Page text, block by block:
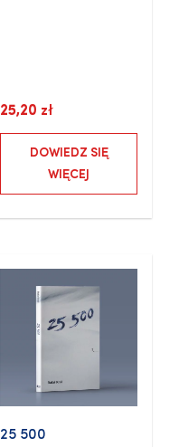
25,20 zł
DOWIEDZ SIĘ
WIĘCEJ
25 500